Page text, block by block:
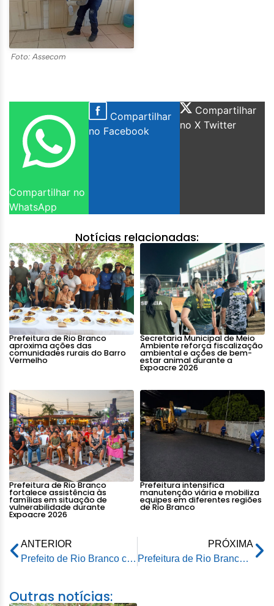
Foto: Assecom
Compartilhar no
WhatsApp
Compartilhar
no Facebook
Compartilhar
no X Twitter
Notícias relacionadas:
Prefeitura de Rio Branco
aproxima ações das
comunidades rurais do Barro
Vermelho
Secretaria Municipal de Meio
Ambiente reforça fiscalização
ambiental e ações de bem-
estar animal durante a
Expoacre 2026
Prefeitura de Rio Branco
fortalece assistência às
famílias em situação de
vulnerabilidade durante
Expoacre 2026
Prefeitura intensifica
manutenção viária e mobiliza
equipes em diferentes regiões
de Rio Branco
ANTERIOR
Prefeito de Rio Branco cumpre agenda de reuniões em Brasília e garante economia de R$ 3,5 milhões aos cofres do município
PRÓXIMA
Prefeitura de Rio Branco participa de lançamento da Campanha “Lugar de Autista é em todos os lugares”
Outras notícias: